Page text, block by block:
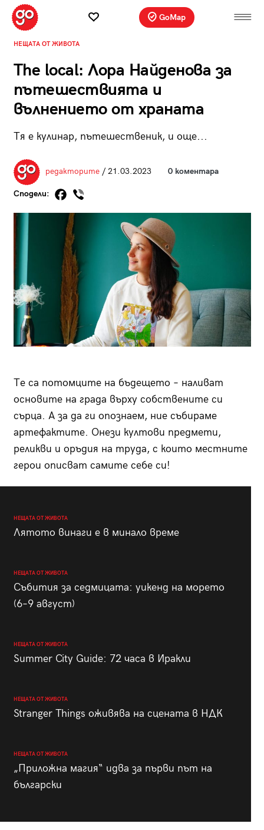
GoMap
НЕЩАТА ОТ ЖИВОТА
The local: Лора Найденова за
пътешествията и
вълнението от храната
Тя е кулинар, пътешественик, и още...
редакторите/ 21.03.2023 0 коментара
Сподели:
Те са потомците на бъдещето – наливат
основите на града върху собствените си
сърца. А за да ги опознаем, ние събираме
артефактите. Онези култови предмети,
реликви и оръдия на труда, с които местните
герои описват самите себе си!
НЕЩАТА ОТ ЖИВОТА
Лятото винаги е в минало време
НЕЩАТА ОТ ЖИВОТА
Събития за седмицата: уикенд на морето
(6–9 август)
НЕЩАТА ОТ ЖИВОТА
Summer City Guide: 72 часа в Иракли
НЕЩАТА ОТ ЖИВОТА
Stranger Things оживява на сцената в НДК
НЕЩАТА ОТ ЖИВОТА
„Приложна магия“ идва за първи път на
български